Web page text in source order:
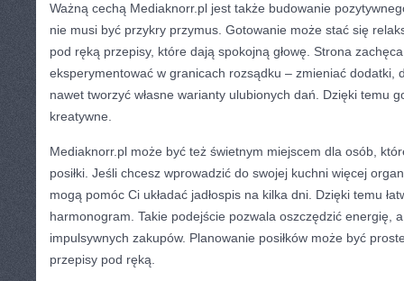
Ważną cechą Mediaknorr.pl jest także budowanie
nie musi być przykry przymus. Gotowanie może stać się
pod ręką przepisy, które dają spokojną głowę. Strona
eksperymentować w granicach rozsądku – zmieniać dodatki,
nawet tworzyć własne warianty ulubionych dań. Dzięki temu
kreatywne.
Mediaknorr.pl może być też świetnym miejscem dla osób,
posiłki. Jeśli chcesz wprowadzić do swojej kuchni więcej
mogą pomóc Ci układać jadłospis na kilka dni. Dzięki temu
harmonogram. Takie podejście pozwala oszczędzić energię,
impulsywnych zakupów. Planowanie posiłków może być
przepisy pod ręką.